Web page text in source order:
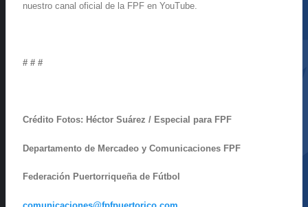
nuestro canal oficial de la FPF en YouTube.
# # #
Crédito Fotos: Héctor Suárez / Especial para FPF
Departamento de Mercadeo y Comunicaciones FPF
Federación Puertorriqueña de Fútbol